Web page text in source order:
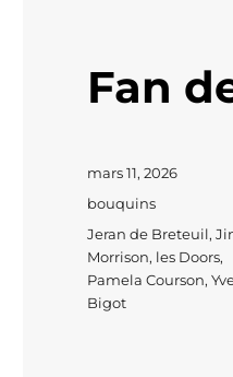
Fan
Publié
le
mars 11, 2026
Catégories
bouquins
Étiquettes
Jeran de Breteuil,
Morrison, les Doors,
Pamela Courson,
Bigot